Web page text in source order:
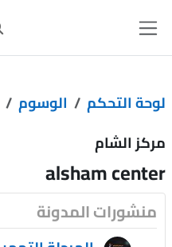
واجهة جانبية
لوحة التحكم الوسوم
مركز الشام
alsham center
منشورات المدونة